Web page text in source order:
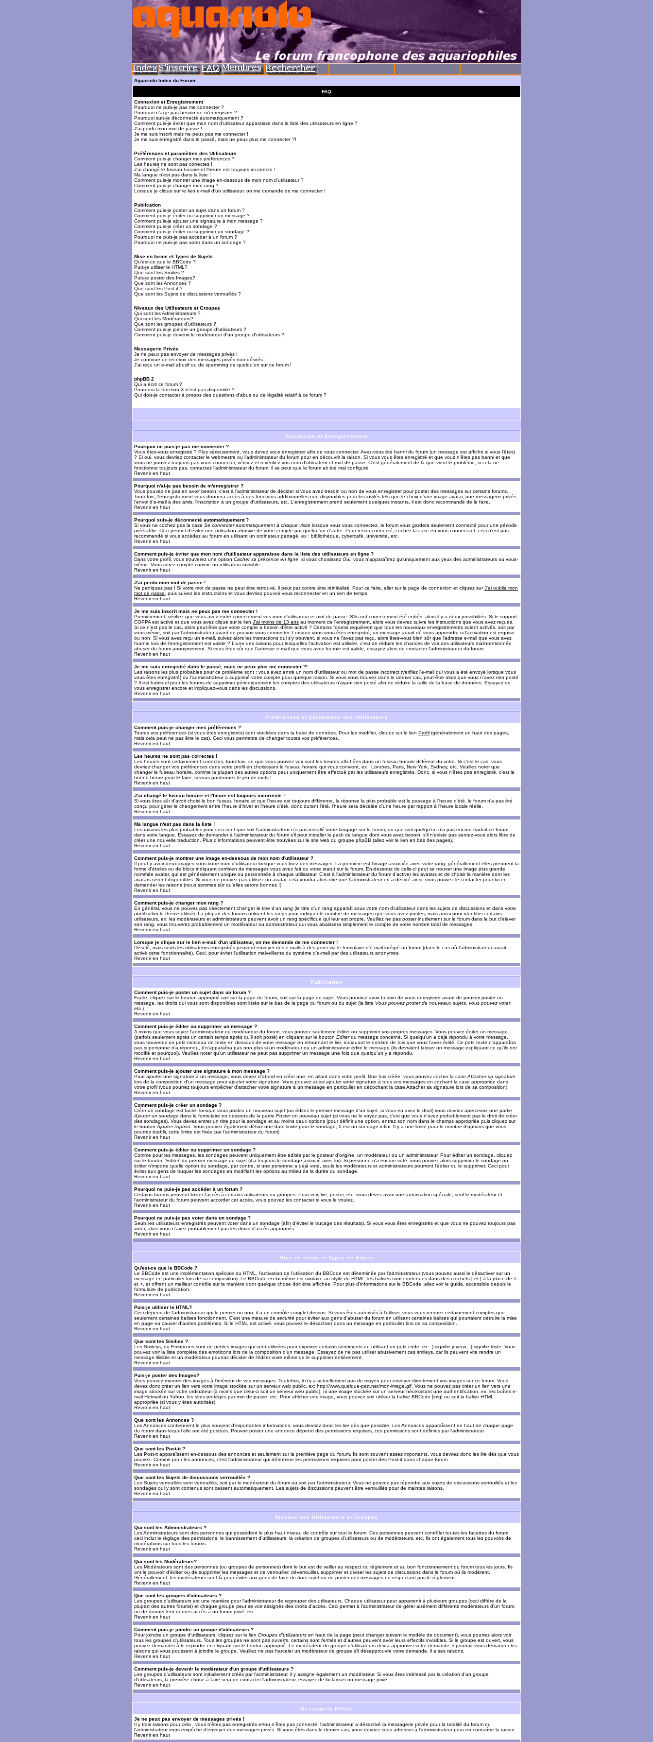
Aquariolo Index du Forum
FAQ
Connexion et Enregistrement
Pourquoi ne puis-je pas me connecter ?
Pourquoi n'ai-je pas besoin de m'enregistrer ?
Pourquoi suis-je déconnecté automatiquement ?
Comment puis-je éviter que mon nom d'utilisateur apparaisse dans la liste des utilisateurs en ligne ?
J'ai perdu mon mot de passe !
Je me suis inscrit mais ne peux pas me connecter !
Je me suis enregistré dans le passé, mais ne peux plus me connecter ?!
Préférences et paramètres des Utilisateurs
Comment puis-je changer mes préférences ?
Les heures ne sont pas correctes !
J'ai changé le fuseau horaire et l'heure est toujours incorrecte !
Ma langue n'est pas dans la liste !
Comment puis-je montrer une image en-dessous de mon nom d'utilisateur ?
Comment puis-je changer mon rang ?
Lorsque je clique sur le lien e-mail d'un utilisateur, on me demande de me connecter !
Publication
Comment puis-je poster un sujet dans un forum ?
Comment puis-je éditer ou supprimer un message ?
Comment puis-je ajouter une signature à mon message ?
Comment puis-je créer un sondage ?
Comment puis-je éditer ou supprimer un sondage ?
Pourquoi ne puis-je pas accéder à un forum ?
Pourquoi ne puis-je pas voter dans un sondage ?
Mise en forme et Types de Sujets
Qu'est-ce que le BBCode ?
Puis-je utiliser le HTML?
Que sont les Smilies ?
Puis-je poster des Images?
Que sont les Annonces ?
Que sont les Post-it ?
Que sont les Sujets de discussions verrouillés ?
Niveaux des Utilisateurs et Groupes
Qui sont les Administrateurs ?
Qui sont les Modérateurs?
Que sont les groupes d'utilisateurs ?
Comment puis-je joindre un groupe d'utilisateurs ?
Comment puis-je devenir le modérateur d'un groupe d'utilisateurs ?
Messagerie Privée
Je ne peux pas envoyer de messages privés !
Je continue de recevoir des messages privés non-désirés !
J'ai reçu un e-mail abusif ou de spamming de quelqu'un sur ce forum !
phpBB 2
Qui a écrit ce forum ?
Pourquoi la fonction X n'est pas disponible ?
Qui dois-je contacter à propos des questions d'abus ou de légalité relatif à ce forum ?
Connexion et Enregistrement
Pourquoi ne puis-je pas me connecter ?
Vous êtes-vous enregistré ? Plus sérieusement, vous devez vous enregistrer afin de vous connecter. Avez-vous été banni du forum (un message est affiché si vous l'êtes)
? Si oui, vous devriez contacter le webmestre ou l'administrateur du forum pour en découvrir la raison. Si vous vous êtes enregistré et que vous n'êtes pas banni et que
vous ne pouvez toujours pas vous connecter, vérifiez et revérifiez vos nom d'utilisateur et mot de passe. C'est généralement de là que vient le problème, si cela ne
fonctionne toujours pas, contactez l'administrateur du forum, il se peut que le forum ait été mal configuré.
Revenir en haut
Pourquoi n'ai-je pas besoin de m'enregistrer ?
Vous pouvez ne pas en avoir besoin, c'est à l'administrateur de décider si vous avez besoin ou non de vous enregistrer pour poster des messages sur certains forums.
Toutefois, l'enregistrement vous donnera accès à des fonctions additionnelles non-disponibles pour les invités tels que le choix d'une image avatar, une messagerie privée,
l'envoi d'e-mail à des amis, l'inscription à un groupe d'utilisateurs, etc. L'enregistrement prend seulement quelques instants, il est donc recommandé de le faire.
Revenir en haut
Pourquoi suis-je déconnecté automatiquement ?
Si vous ne cochez pas la case Se connecter automatiquement à chaque visite lorsque vous vous connectez, le forum vous gardera seulement connecté pour une période
préétablie. Ceci permet d'éviter une utilisation abusive de votre compte par quelqu'un d'autre. Pour rester connecté, cochez la case en vous connectant, ceci n'est pas
recommandé si vous accédez au forum en utilisant un ordinateur partagé, ex : bibliothèque, cybercafé, université, etc.
Revenir en haut
Comment puis-je éviter que mon nom d'utilisateur apparaisse dans la liste des utilisateurs en ligne ?
Dans votre profil, vous trouverez une option Cacher sa présence en ligne , si vous choisissez Oui, vous n'apparaîtrez qu'uniquement aux yeux des administrateurs ou vous-
même. Vous serez compté comme un utilisateur invisible.
Revenir en haut
J'ai perdu mon mot de passe !
Ne paniquez pas ! Si votre mot de passe ne peut être retrouvé, il peut par contre être réinitialisé. Pour ce faire, aller sur la page de connexion et cliquez surJ'ai oublié mon
mot de passe , puis suivez les instructions et vous devriez pouvoir vous reconnecter en un rien de temps.
Revenir en haut
Je me suis inscrit mais ne peux pas me connecter !
Premièrement, vérifiez que vous avez entré correctement vos nom d'utilisateur et mot de passe. S'ils ont correctement été entrés, alors il y a deux possibilités. Si le support
COPPA est activé et que vous avez cliqué sur le lien J'ai moins de 13 ans au moment de l'enregistrement, alors vous devrez suivre les instructions que vous avez reçues.
Si ce n'est pas le cas, alors peut-être que votre compte a besoin d'être activé ? Certains forums requièrent que tous les nouveaux enregistrements soient activés, soit par
vous-même, soit par l'administrateur avant de pouvoir vous connecter. Lorsque vous vous êtes enregistré, un message aurait dû vous apprendre si l'activation est requise
ou non. Si vous avez reçu un e-mail, suivez alors les instructions qui s'y trouvent, si vous ne l'avez pas reçu, alors êtes-vous bien sûr que l'adresse e-mail que vous avez
fournie lors de l'enregistrement est valide ? L'une des raisons pour lesquelles l'activation est utilisée, c'est de réduire les chances de voir des utilisateurs malintentionnés
abuser du forum anonymement. Si vous êtes sûr que l'adresse e-mail que vous avez fournie est valide, essayez alors de contacter l'administrateur du forum.
Revenir en haut
Je me suis enregistré dans le passé, mais ne peux plus me connecter ?!
Les raisons les plus probables pour ce problème sont : vous avez entré un nom d'utilisateur ou mot de passe incorrect (vérifiez l'e-mail qui vous a été envoyé lorsque vous
vous êtes enregistré) ou l'administrateur a supprimé votre compte pour quelque raison. Si vous vous trouvez dans le dernier cas, peut-être alors que vous n'avez rien posté
? Il est habituel pour les forums de supprimer périodiquement les comptes des utilisateurs n'ayant rien posté afin de réduire la taille de la base de données. Essayez de
vous enregistrer encore et impliquez-vous dans les discussions.
Revenir en haut
Préférences et paramètres des Utilisateurs
Comment puis-je changer mes préférences ?
Toutes vos préférences (si vous êtes enregistrés) sont stockées dans la base de données. Pour les modifier, cliquez sur le lien Profil (généralement en haut des pages,
mais cela peut ne pas être le cas). Ceci vous permettra de changer toutes vos préférences.
Revenir en haut
Les heures ne sont pas correctes !
Les heures sont certainement correctes, toutefois, ce que vous pouvez voir sont les heures affichées dans un fuseau horaire différent du votre. Si c'est le cas, vous
devriez changer vos préférences dans votre profil en choisissant le fuseau horaire qui vous convient, ex : Londres, Paris, New York, Sydney, etc. Veuillez noter que
changer le fuseau horaire, comme la plupart des autres options peut uniquement être effectué par les utilisateurs enregistrés. Donc, si vous n'êtes pas enregistré, c'est la
bonne heure pour le faire, si vous pardonnez le jeu de mots !
Revenir en haut
J'ai changé le fuseau horaire et l'heure est toujours incorrecte !
Si vous êtes sûr d'avoir choisi le bon fuseau horaire et que l'heure est toujours différente, la réponse la plus probable est le passage à l'heure d'été. le forum n'a pas été
conçu pour gérer le changement entre l'heure d'hiver et l'heure d'été, donc durant l'été, l'heure sera décalée d'une heure par rapport à l'heure locale réelle.
Revenir en haut
Ma langue n'est pas dans la liste !
Les raisons les plus probables pour ceci sont que soit l'administrateur n'a pas installé votre langage sur le forum, ou que soit quelqu'un n'a pas encore traduit ce forum
dans votre langue. Essayez de demander à l'administrateur du forum s'il peut installer le pack de langue dont vous avez besoin, s'il n'existe pas sentez-vous alors libre de
créer une nouvelle traduction. Plus d'informations peuvent être trouvées sur le site web du groupe phpBB (allez voir le lien en bas des pages).
Revenir en haut
Comment puis-je montrer une image en-dessous de mon nom d'utilisateur ?
Il peut y avoir deux images sous votre nom d'utilisateur lorsque vous lisez des messages. La première est l'image associée avec votre rang, générallement elles prennent la
forme d'étoiles ou de blocs indiquant combien de messages vous avez fait ou votre statut sur le forum. En-dessous de celle-ci peut se trouver une image plus grande
nommée avatar, qui est généralement unique ou personnelle à chaque utilisateur. C'est à l'administrateur du forum d'activer les avatars et de choisir la manière dont les
avatars seront disponibles. Si vous ne pouvez pas utilisez un avatar, cela voudra alors dire que l'administrateur en a décidé ainsi, vous pouvez le contacter pour lui en
demander les raisons (nous sommes sûr qu'elles seront bonnes !).
Revenir en haut
Comment puis-je changer mon rang ?
En général, vous ne pouvez pas directement changer le titre d'un rang (le titre d'un rang apparaît sous votre nom d'utilisateur dans les sujets de discussions et dans votre
profil selon le thème utilisé). La plupart des forums utilisent les rangs pour indiquer le nombre de messages que vous avez postés, mais aussi pour identifier certains
utilisateurs, ex: les modérateurs et administrateurs peuvent avoir un rang spécifique qui leur est propre. Veuillez ne pas poster inutilement sur le forum dans le but d'élever
son rang, vous trouverez probablement un modérateur ou administrateur qui vous abaissera simplement le compte de votre nombre total de messages.
Revenir en haut
Lorsque je clique sur le lien e-mail d'un utilisateur, on me demande de me connecter !
Désolé, mais seuls les utilisateurs enregistrés peuvent envoyer des e-mails à des gens via le formulaire d'e-mail intégré au forum (dans le cas où l'administrateur aurait
activé cette fonctionnalité). Ceci, pour éviter l'utilisation malveillante du système d'e-mail par des utilisateurs anonymes.
Revenir en haut
Publication
Comment puis-je poster un sujet dans un forum ?
Facile, cliquez sur le bouton approprié soit sur la page du forum, soit sur la page du sujet. Vous pourriez avoir besoin de vous enregistrer avant de pouvoir poster un
message, les droits qui vous sont disponibles sont listés sur le bas de la page du forum ou du sujet (la liste Vous pouvez poster de nouveaux sujets, vous pouvez voter,
etc. )
Revenir en haut
Comment puis-je éditer ou supprimer un message ?
A moins que vous soyez l'administrateur ou modérateur du forum, vous pouvez seulement éditer ou supprimer vos propres messages. Vous pouvez éditer un message
(parfois seulement après un certain temps après qu'il soit posté) en cliquant sur le bouton Editerdu message concerné. Si quelqu'un a déjà répondu à votre message,
vous trouverez un petit morceau de texte en dessous de votre message en retournant le lire, indiquant le nombre de fois que vous l'avez édité. Ce petit texte n'apparaîtra
pas si personne n'a répondu, il n'apparaîtra pas non plus si un modérateur ou un administrateur édite le message (ils devraient laisser un message expliquant ce qu'ils ont
modifié et pourquoi). Veuillez noter qu'un utilisateur ne peut pas supprimer un message une fois que quelqu'un y a répondu.
Revenir en haut
Comment puis-je ajouter une signature à mon message ?
Pour ajouter une signature à un message, vous devez d'abord en créer une, en allant dans votre profil. Une fois créée, vous pouvez cocher la case Attacher sa signature
lors de la composition d'un message pour ajouter votre signature. Vous pouvez aussi ajouter votre signature à tous vos messages en cochant la case appropriée dans
votre profil (vous pourrez toujours empêcher d'attacher votre signature à un message en particulier en décochant la case Attacher sa signature lors de sa composition).
Revenir en haut
Comment puis-je créer un sondage ?
Créer un sondage est facile, lorsque vous postez un nouveau sujet (ou éditez le premier message d'un sujet, si vous en avez le droit) vous devriez apercevoir une partie
Ajouter un sondage dans le formulaire en dessous de la partie Poster un nouveau sujet (si vous ne le voyez pas, c'est que vous n'avez probablement pas le droit de créer
des sondages). Vous devez entrer un titre pour le sondage et au moins deux options (pour définir une option, entrez son nom dans le champs appropriée puis cliquez sur
le bouton Ajouter l'option . Vous pouvez également définir une date limite pour le sondage, 0 est un sondage infini. Il y a une limite pour le nombre d'options que vous
pourrez établir, cette limite est fixée par l'administrateur du forum).
Revenir en haut
Comment puis-je éditer ou supprimer un sondage ?
Comme pour les messages, les sondages peuvent uniquement être édités par le posteur d'origine, un modérateur ou un administrateur. Pour éditer un sondage, cliquez
sur le bouton 'Editer' du premier message du sujet (il a toujours le sondage associé avec lui). Si personne n'a encore voté, vous pouvez alors supprimer le sondage ou
éditer n'importe quelle option du sondage, par contre, si une personne a déjà voté, seuls les modérateurs et administrateurs pourront l'éditer ou le supprimer. Ceci pour
éviter aux gens de truquer les sondages en modifiant les options au milieu de la durée du sondage.
Revenir en haut
Pourquoi ne puis-je pas accéder à un forum ?
Certains forums peuvent limiter l'accès à certains utilisateurs ou groupes. Pour voir, lire, poster, etc. vous devez avoir une autorisation spéciale, seul le modérateur et
l'administrateur du forum peuvent accorder cet accès, vous pouvez les contacter si vous le voulez.
Revenir en haut
Pourquoi ne puis-je pas voter dans un sondage ?
Seuls les utilisateurs enregistrés peuvent voter dans un sondage (afin d'éviter le trucage des résultats). Si vous vous êtes enregistrés et que vous ne pouvez toujours pas
voter, alors vous n'avez probablement pas les droits d'accès appropriés.
Revenir en haut
Mise en forme et Types de Sujets
Qu'est-ce que le BBCode ?
Le BBCode est une implémentation spéciale du HTML, l'activation de l'utilisation du BBCode est déterminée par l'administrateur (vous pouvez aussi le désactiver sur un
message en particulier lors de sa composition). Le BBCode en lui-même est similaire au styile du HTML, les balises sont contenues dans des crochets [ et ] à la place de <
et >, et offrent un meilleur contrôle sur la manière dont quelque chose doit être affichée. Pour plus d'informations sur le BBCode, allez voir le guide, accessible depuis le
formulaire de publication.
Revenir en haut
Puis-je utiliser le HTML?
Ceci dépend de l'administrateur qui le permet ou non, il a un contrôle complet dessus. Si vous êtes autorisés à l'utiliser, vous vous rendrez certainement comptes que
seulement certaines balises fonctionnent. C'est une mesure de sécurité pour éviter aux gens d'abuser du forum en utilisant certaines balises qui pourraient détruire la mise
en page ou causer d'autres problèmes. Si le HTML est activé, vous pouvez le désactiver dans un message en particulier lors de sa composition.
Revenir en haut
Que sont les Smilies ?
Les Smileys, ou Emoticons sont de petites images qui sont utilisées pour exprimer certains sentiments en utilisant un petit code, ex: :) signifie joyeux, :( signifie triste. Vous
pouvez voir la liste complète des emoticons lors de la composition d'un message. Essayez de ne pas utiliser abusivement ces smileys, car ils peuvent vite rendre un
message illisible et un modérateur pourrait décider de l'éditer voire même de le supprimer entièrement.
Revenir en haut
Puis-je poster des Images?
Vous pouvez montrer des images à l'intérieur de vos messages. Toutefois, il n'y a actuellement pas de moyen pour envoyer directement vos images sur ce forum. Vous
devez donc créer un lien vers votre image stockée sur un serveur web public, ex: http://www.quelque-part.net/mon-image.gif. Vous ne pouvez pas créer un lien vers une
image stockée sur votre ordinateur (à moins que celui-ci soit un serveur web public), ni une image stockée sur un serveur nécessitant une authentification, ex: les boîtes e-
mail Hotmail ou Yahoo, les sites protégés par mot de passe, etc. Pour afficher une image, vous pouvez soit utiliser la balise BBCode [img] ou soit la balise HTML
appropriée (si vous y êtes autorisés).
Revenir en haut
Que sont les Annonces ?
Les Annonces contiennent le plus souvent d'importantes informations, vous devriez donc les lire dès que possible. Les Annonces apparaîssent en haut de chaque page
du forum dans lequel elle ont été postées. Pouvoir poster une annonce dépend des permissions requises, ces permissions sont définies par l'administrateur.
Revenir en haut
Que sont les Post-it ?
Les Post-it apparaîssent en-dessous des annonces et seulement sur la première page du forum. Ils sont souvent assez importants, vous devriez donc les lire dès que vous
pouvez. Comme pour les annonces, c'est l'administrateur qui détermine les permissions requises pour poster des Post-it dans chaque forum.
Revenir en haut
Que sont les Sujets de discussions verrouillés ?
Les Sujets verrouillés sont verrouillés, soit par le modérateur du forum ou soit par l'administrateur. Vous ne pouvez pas répondre aux sujets de discussions verrouillés et les
sondages qui y sont contenus sont cessent automatiquement. Les sujets de discussions peuvent être verrouillés pour de maintes raisons.
Revenir en haut
Niveaux des Utilisateurs et Groupes
Qui sont les Administrateurs ?
Les Administrateurs sont des personnes qui possèdent le plus haut niveau de contrôle sur tout le forum. Ces personnes peuvent contrôler toutes les facettes du forum,
ceci inclut le réglage des permissions, le bannissement d'utilisateurs, la création de groupes d'utilisateurs ou de modérateurs, etc. Ils ont également tous les pouvoirs de
modérations sur tous les forums.
Revenir en haut
Qui sont les Modérateurs?
Les Modérateurs sont des personnes (ou groupes de personnes) dont le but est de veiller au respect du règlement et au bon fonctionnement du forum tous les jours. Ils
ont le pouvoir d'éditer ou de supprimer les messages et de verrouiller, déverrouiller, supprimer et diviser les sujets de discussions dans le forum où ils modèrent.
Générallement, les modérateurs sont là pour éviter aux gens de faire du hors-sujet ou de poster des messages ne respectant pas le règlement.
Revenir en haut
Que sont les groupes d'utilisateurs ?
Les groupes d'utilisateurs est une manière pour l'administrateur de regrouper des utilisateurs. Chaque utilisateur peut appartenir à plusieurs groupes (ceci diffère de la
plupart des autres forums) et chaque groupe peut se voir assignés des droits d'accès. Ceci permet à l'administrateur de gérer aisément différents modérateurs d'un forum,
ou de donner leur donner accès à un forum privé, etc.
Revenir en haut
Comment puis-je joindre un groupe d'utilisateurs ?
Pour joindre un groupe d'utilisateurs, cliquez sur le lien Groupes d'utilisateurs en haut de la page (peut changer suivant le modèle de document), vous pourrez alors voir
tous les groupes d'utilisateurs. Tous les groupes ne sont pas ouverts , certains sont fermés et d'autres peuvent avoir leurs effectifs invisibles. Si le groupe est ouvert, vous
pouvez demander à le rejoindre en cliquant sur le bouton approprié. Le modérateur du groupe d'utilisateurs devra approuver votre demande, il pourrait vous demander les
raisons qui vous poussent à joindre le groupe. Veuillez ne pas harceler un modérateur de groupe s'il désapprouvre votre demande, il a ses raisons.
Revenir en haut
Comment puis-je devenir le modérateur d'un groupe d'utilisateurs ?
Les groupes d'utilisateurs sont initiallement créés par l'administrateur, il y assigne également un modérateur. Si vous êtes intéressé par la création d'un groupe
d'utilisateurs, la première chose à faire sera de contacter l'administrateur, essayez de lui laisser un message privé.
Revenir en haut
Messagerie Privée
Je ne peux pas envoyer de messages privés !
Il y trois raisons pour cela : vous n'êtes pas enregistrés et/ou n'êtes pas connecté, l'administrateur a désactivé la messagerie privée pour la totalité du forum ou
l'administrateur vous empêche d'envoyer des messages privés. Si vous êtes dans le dernier cas, vous devriez vous adresser à l'administrateur pour en connaître la raison.
Revenir en haut